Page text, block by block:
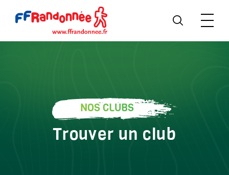
NOS CLUBS
Trouver un club